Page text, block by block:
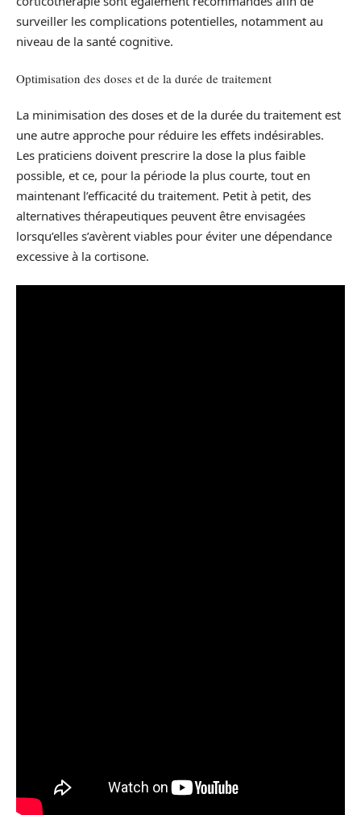
surveiller les complications potentielles, notamment au
niveau de la santé cognitive.
Optimisation des doses et de la durée de traitement
La minimisation des doses et de la durée du traitement est
une autre approche pour réduire les effets indésirables.
Les praticiens doivent prescrire la dose la plus faible
possible, et ce, pour la période la plus courte, tout en
maintenant l’efficacité du traitement. Petit à petit, des
alternatives thérapeutiques peuvent être envisagées
lorsqu’elles s’avèrent viables pour éviter une dépendance
excessive à la cortisone.